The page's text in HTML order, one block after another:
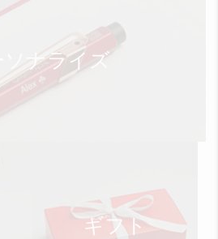
ソナライズ
ギフト